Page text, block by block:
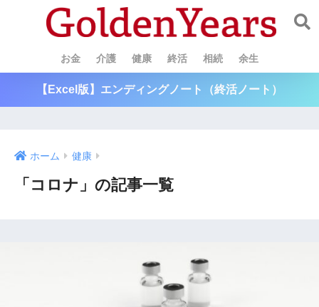
お金 介護 健康 終活 相続 余生
【Excel版】エンディングノート（終活ノート）
ホーム 健康
「コロナ」の記事一覧